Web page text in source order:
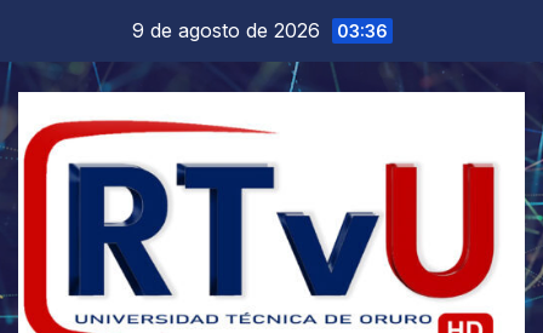
contenido
9 de agosto de 2026 03:36